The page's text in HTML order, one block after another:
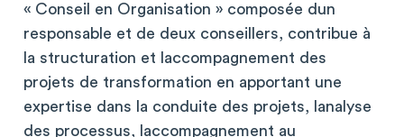
« Conseil en Organisation » composée dun
responsable et de deux conseillers, contribue à
la structuration et laccompagnement des
projets de transformation en apportant une
expertise dans la conduite des projets, lanalyse
des processus, laccompagnement au